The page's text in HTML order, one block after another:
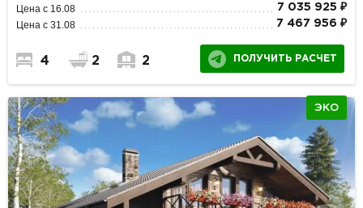
Цена с 16.08 7 035 925 ₽
Цена с 31.08 7 467 956 ₽
4 2 2 ПОЛУЧИТЬ РАСЧЕТ
ЭКО